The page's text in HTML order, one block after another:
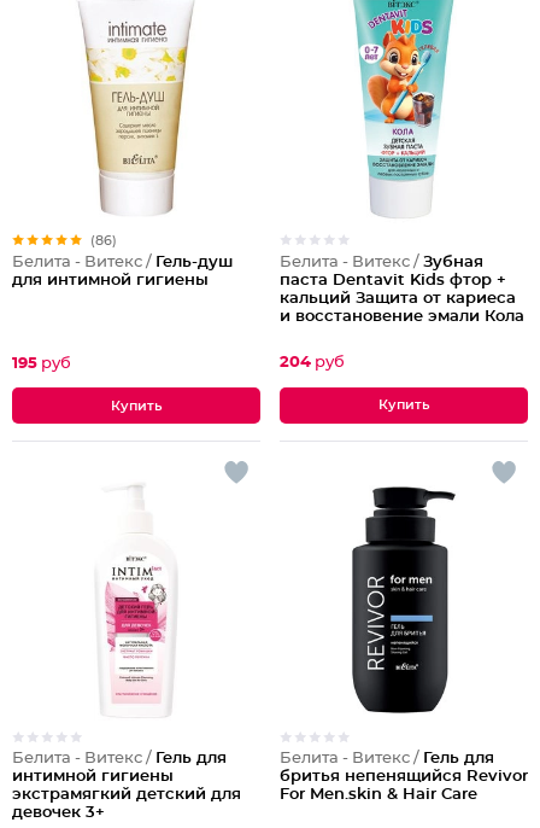
(86)
Белита - Витекс / Гель-душ
для интимной гигиены
195 руб
Белита - Витекс / Зубная
паста Dentavit Kids фтор +
кальций Защита от кариеса
и восстановение эмали Кола
204 руб
Белита - Витекс / Гель для
интимной гигиены
экстрамягкий детский для
девочек 3+
Белита - Витекс / Гель для
бритья непенящийся Revivor
For Men.skin & Hair Care